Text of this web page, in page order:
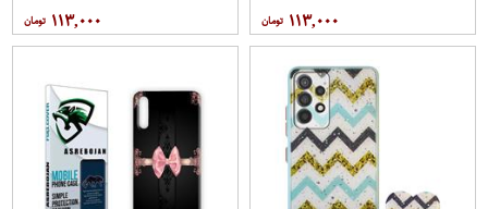
۱۱۳,۰۰۰ ۱۱۳,۰۰۰